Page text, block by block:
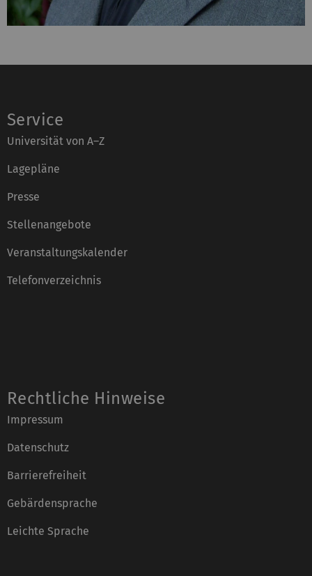
Service
Universität von A–Z
Lagepläne
Presse
Stellenangebote
Veranstaltungskalender
Telefonverzeichnis
Rechtliche Hinweise
Impressum
Datenschutz
Barrierefreiheit
Gebärdensprache
Leichte Sprache